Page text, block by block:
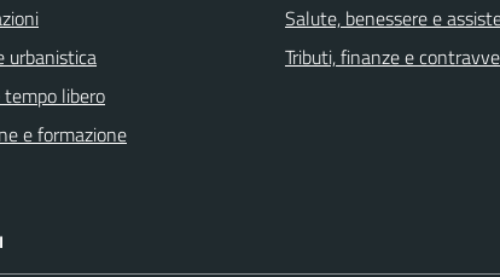
urbanistica
libero
e formazione
Salute, benessere e
Tributi, finanze e